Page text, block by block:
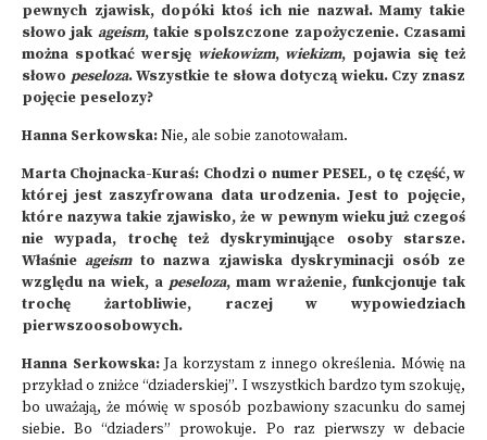
pewnych zjawisk, dopóki ktoś ich nie nazwał. Mamy takie
słowo jak ageism, takie spolszczone zapożyczenie. Czasami
można spotkać wersję wiekowizm, wiekizm, pojawia się też
słowo peseloza. Wszystkie te słowa dotyczą wieku. Czy znasz
pojęcie peselozy?
Hanna Serkowska:Nie, ale sobie zanotowałam.
Marta Chojnacka-Kuraś: Chodzi o numer PESEL, o tę część, w
której jest zaszyfrowana data urodzenia. Jest to pojęcie,
które nazywa takie zjawisko, że w pewnym wieku już czegoś
nie wypada, trochę też dyskryminujące osoby starsze.
Właśnieageismto nazwa zjawiska dyskryminacji osób ze
względu na wiek, a peseloza, mam wrażenie, funkcjonuje tak
trochę żartobliwie, raczej w wypowiedziach
pierwszoosobowych.
Hanna Serkowska:Ja korzystam z innego określenia. Mówię na
przykład o zniżce “dziaderskiej”. I wszystkich bardzo tym szokuję,
bo uważają, że mówię w sposób pozbawiony szacunku do samej
siebie. Bo “dziaders” prowokuje. Po raz pierwszy w debacie